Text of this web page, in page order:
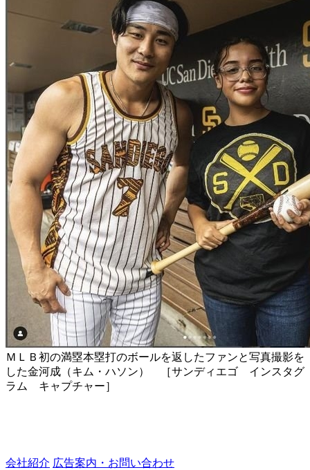
ＭＬＢ初の満塁本塁打のボールを返したファンと写真撮影を
した金河成（キム・ハソン） ［サンディエゴ インスタグ
ラム キャプチャー］
会社紹介 広告案内・お問い合わせ